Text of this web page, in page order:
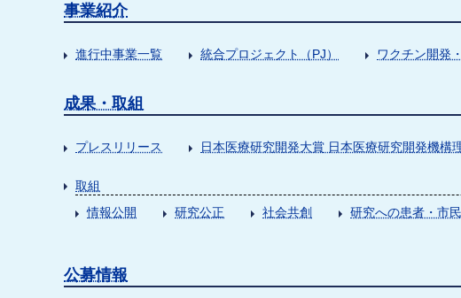
事業紹介
進行中事業一覧 統合プロジェクト（PJ） ワクチン開発
成果・取組
プレスリリース 日本医療研究開発大賞 日本医療研究開発機構
取組
情報公開
研究公正 社会共創 研究への患者・市民
公募情報